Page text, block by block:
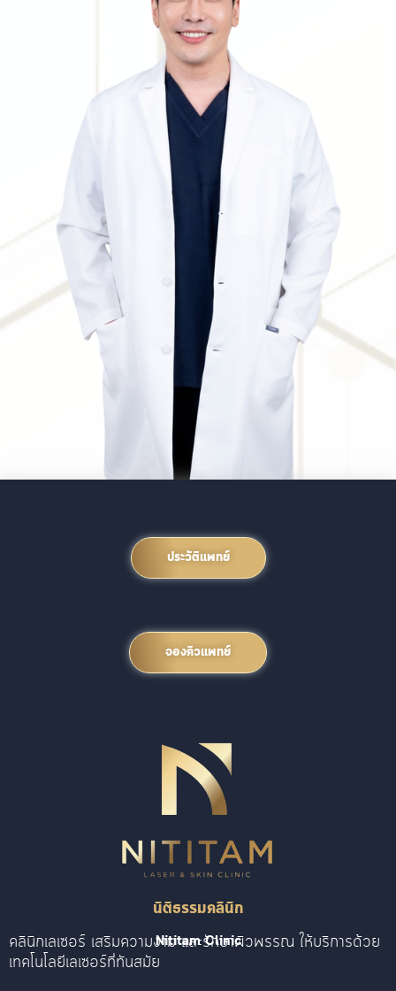
ประวัติแพทย์
จองคิวแพทย์
นิติธรรมคลินิก
Nititam Clinic
คลินิกเลเซอร์ เสริมความงาม และรักษาผิวพรรณ ให้บริการด้วย
เทคโนโลยีเลเซอร์ที่ทันสมัย